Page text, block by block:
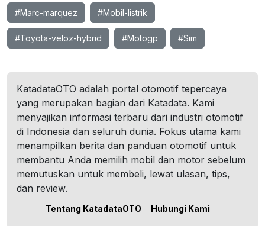
#Marc-marquez #Mobil-listrik
#Toyota-veloz-hybrid #Motogp #Sim
KatadataOTO adalah portal otomotif tepercaya
yang merupakan bagian dari Katadata. Kami
menyajikan informasi terbaru dari industri otomotif
di Indonesia dan seluruh dunia. Fokus utama kami
menampilkan berita dan panduan otomotif untuk
membantu Anda memilih mobil dan motor sebelum
memutuskan untuk membeli, lewat ulasan, tips,
dan review.
Tentang KatadataOTO Hubungi Kami